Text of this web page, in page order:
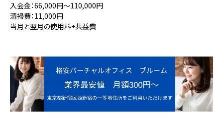
入会金：66,000円～110,000円
清掃費：11,000円
当月と翌月の使用料+共益費